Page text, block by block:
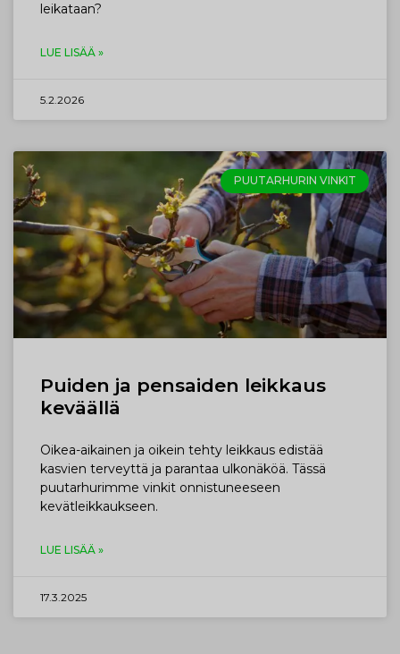
leikataan?
LUE LISÄÄ »
5.2.2026
PUUTARHURIN VINKIT
Puiden ja pensaiden leikkaus
keväällä
Oikea-aikainen ja oikein tehty leikkaus edistää
kasvien terveyttä ja parantaa ulkonäköä. Tässä
puutarhurimme vinkit onnistuneeseen
kevätleikkaukseen.
LUE LISÄÄ »
17.3.2025